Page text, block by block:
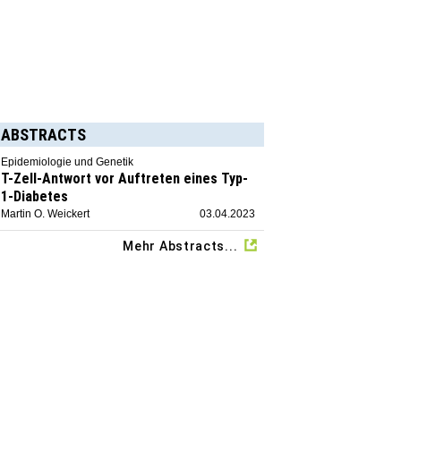
ABSTRACTS
Epidemiologie und Genetik
T-Zell-Antwort vor Auftreten eines Typ-
1-Diabetes
Martin O. Weickert 03.04.2023
Mehr Abstracts...